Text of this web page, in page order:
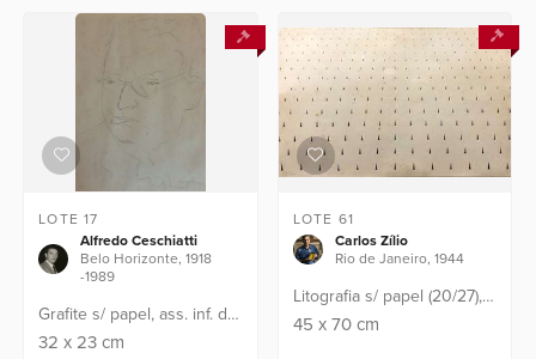
LOTE 17
Alfredo Ceschiatti
Belo Horizonte, 1918
-1989
Grafite s/ papel, ass. inf. dir.
(c. 1955). Com pequeno
32x 23cm
LOTE 61
Carlos Zílio
Rio de Janeiro, 1944
Litografia s/ papel (20/27),
ass. dat. 73, tit. e numerada
45 x70 cm